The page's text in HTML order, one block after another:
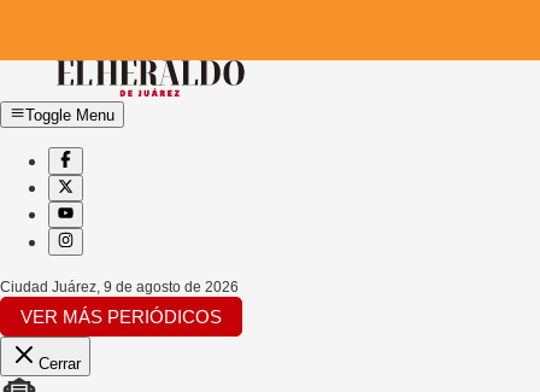
Toggle Menu
Ciudad Juárez 9 de agosto de 2026
VER MÁS PERIÓDICOS
Cerrar